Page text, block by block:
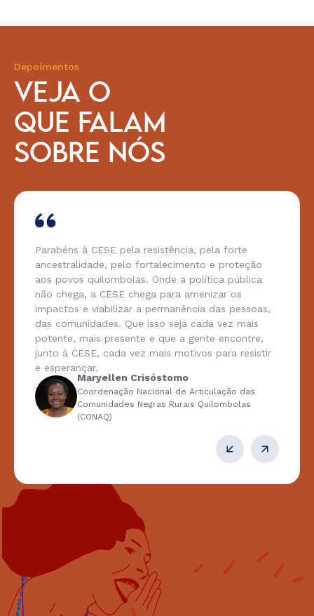
Depoimentos
VEJA O
QUE FALAM
SOBRE NÓS
Parabéns à CESE pela resistência, pela forte
ancestralidade, pelo fortalecimento e proteção
aos povos quilombolas. Onde a política pública
não chega, a CESE chega para amenizar os
impactos e viabilizar a permanência das pessoas,
das comunidades. Que isso seja cada vez mais
potente, mais presente e que a gente encontre,
junto à CESE, cada vez mais motivos para resistir
e esperançar.
Maryellen Crisóstomo
Coordenação Nacional de Articulação das
Comunidades Negras Rurais Quilombolas
(CONAQ)